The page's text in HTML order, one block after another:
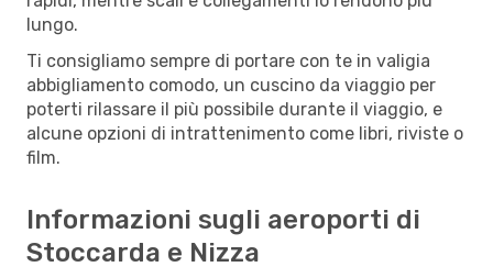
lungo.
Ti consigliamo sempre di portare con te in valigia
abbigliamento comodo, un cuscino da viaggio per
poterti rilassare il più possibile durante il viaggio, e
alcune opzioni di intrattenimento come libri, riviste o
film.
Informazioni sugli aeroporti di
Stoccarda e Nizza